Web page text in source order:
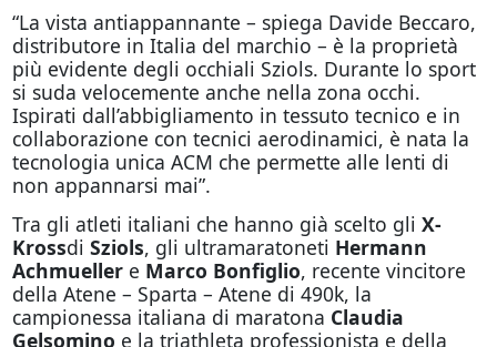
“La vista antiappannante – spiega Davide Beccaro,
distributore in Italia del marchio – è la proprietà
più evidente degli occhiali Sziols. Durante lo sport
si suda velocemente anche nella zona occhi.
Ispirati dall’abbigliamento in tessuto tecnico e in
collaborazione con tecnici aerodinamici, è nata la
tecnologia unica ACM che permette alle lenti di
non appannarsi mai”.
Tra gli atleti italiani che hanno già scelto gli X-
Krossdi Sziols, gli ultramaratoneti Hermann
Achmuellere Marco Bonfiglio, recente vincitore
della Atene – Sparta – Atene di 490k, la
campionessa italiana di maratona Claudia
Gelsomino e la triathleta professionista e della